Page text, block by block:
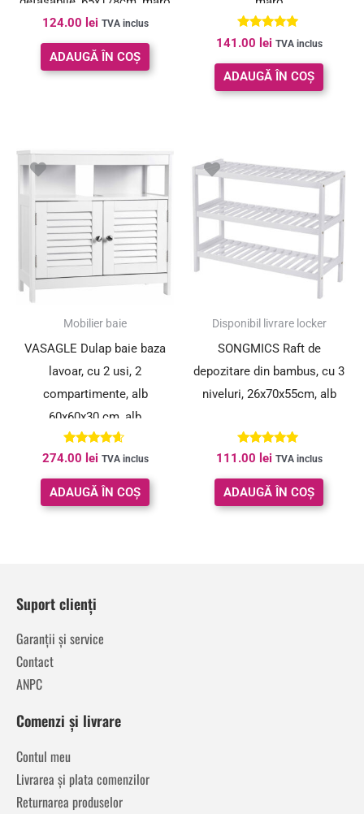
rustic si negru
124.00 lei TVA inclus
ADAUGĂ ÎN COȘ
Evaluat la
5.00
din 5
141.00 lei TVA inclus
ADAUGĂ ÎN COȘ
Mobilier baie
VASAGLE Dulap baie baza
lavoar, cu 2 usi, 2
compartimente, alb
60x60x30 cm, alb
Evaluat la
4.50
din 5
274.00 lei TVA inclus
ADAUGĂ ÎN COȘ
Disponibil livrare locker
SONGMICS Raft de
depozitare din bambus, cu 3
niveluri, 26x70x55cm, alb
Evaluat la
5.00
din 5
111.00 lei TVA inclus
ADAUGĂ ÎN COȘ
Suport clienți
Garanții și service
Contact
ANPC
Comenzi și livrare
Contul meu
Livrarea și plata comenzilor
Returnarea produselor